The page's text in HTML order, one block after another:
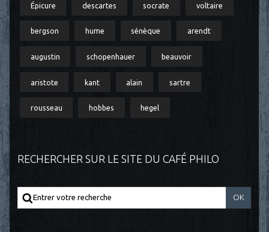
Épicure descartes socrate voltaire
bergson hume sénèque arendt
augustin schopenhauer beauvoir
aristote kant alain sartre
rousseau hobbes hegel
RECHERCHER SUR LE SITE DU CAFÉ PHILO